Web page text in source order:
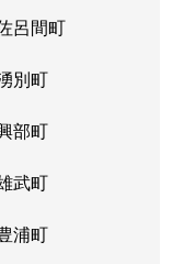
呂間町
別町
部町
武町
浦町